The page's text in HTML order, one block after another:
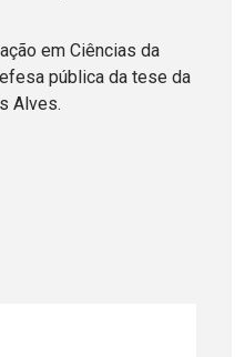
em Ciências da
pública da tese da
Alves.